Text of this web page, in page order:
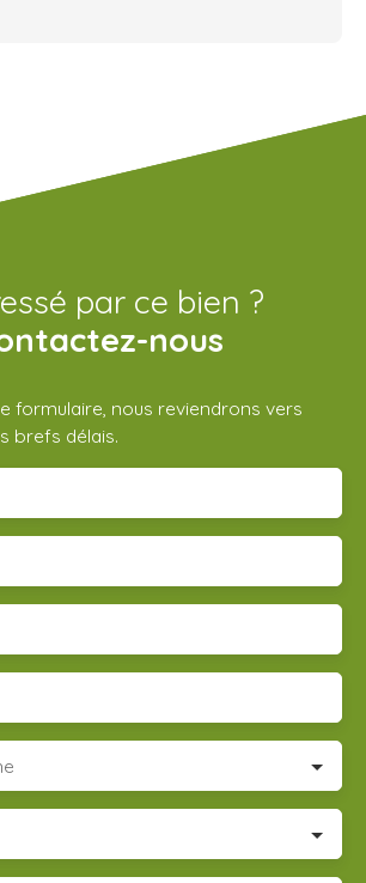
par ce bien ?
nous
formulaire, nous reviendrons vers
brefs délais.